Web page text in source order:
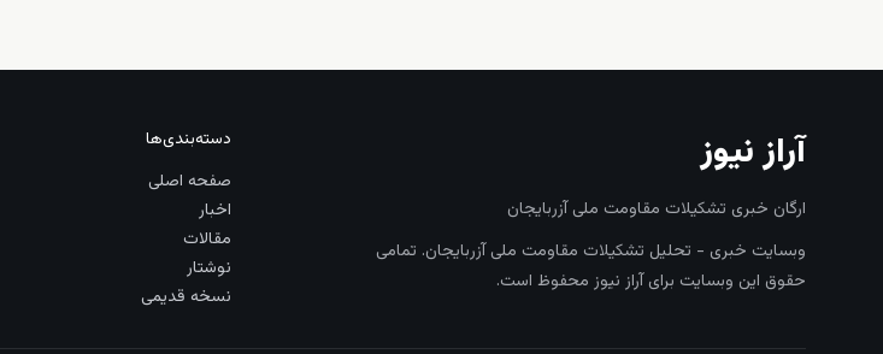
آراز نیوز
ارگان خبری تشکیلات مقاومت ملی آزربایجان
وبسایت خبری - تحلیل تشکیلات مقاومت ملی آزربایجان. تمامی
حقوق این وبسایت برای آراز نیوز محفوظ است.
دسته‌بندی‌ها
صفحه اصلی
اخبار
مقالات
نوشتار
نسخه قدیمی